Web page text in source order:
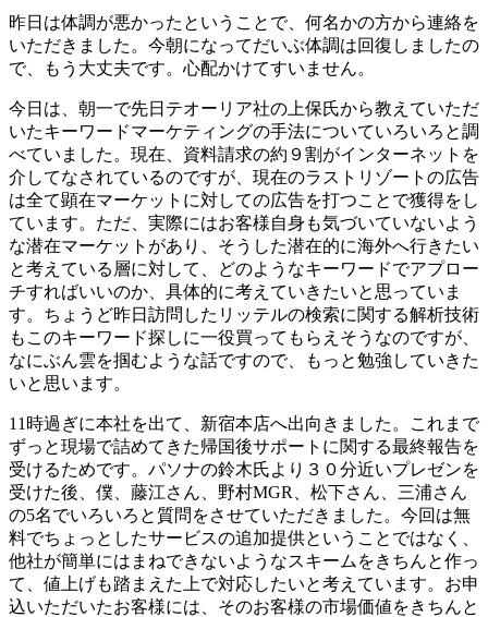
昨日は体調が悪かったということで、何名かの方から連絡を
いただきました。今朝になってだいぶ体調は回復しましたの
で、もう大丈夫です。心配かけてすいません。
今日は、朝一で先日テオーリア社の上保氏から教えていただ
いたキーワードマーケティングの手法についていろいろと調
べていました。現在、資料請求の約９割がインターネットを
介してなされているのですが、現在のラストリゾートの広告
は全て顕在マーケットに対しての広告を打つことで獲得をし
ています。ただ、実際にはお客様自身も気づいていないよう
な潜在マーケットがあり、そうした潜在的に海外へ行きたい
と考えている層に対して、どのようなキーワードでアプロー
チすればいいのか、具体的に考えていきたいと思っていま
す。ちょうど昨日訪問したリッテルの検索に関する解析技術
もこのキーワード探しに一役買ってもらえそうなのですが、
なにぶん雲を掴むような話ですので、もっと勉強していきた
いと思います。
11時過ぎに本社を出て、新宿本店へ出向きました。これまで
ずっと現場で詰めてきた帰国後サポートに関する最終報告を
受けるためです。パソナの鈴木氏より３０分近いプレゼンを
受けた後、僕、藤江さん、野村MGR、松下さん、三浦さん
の5名でいろいろと質問をさせていただきました。今回は無
料でちょっとしたサービスの追加提供ということではなく、
他社が簡単にはまねできないようなスキームをきちんと作っ
て、値上げも踏まえた上で対応したいと考えています。お申
込いただいたお客様には、そのお客様の市場価値をきちんと